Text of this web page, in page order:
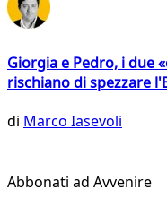
Giorgia e Pedro, i due
rischiano di spezzare
di Marco Iasevoli
Abbonati ad Avvenire